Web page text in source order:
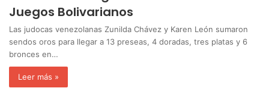
Juegos Bolivarianos
Las judocas venezolanas Zunilda Chávez y Karen León sumaron
sendos oros para llegar a 13 preseas, 4 doradas, tres platas y 6
bronces en…
Leer más »